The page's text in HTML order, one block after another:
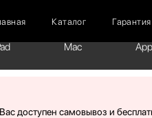
Каталог Гарантия
Mac
доступен самовывоз и